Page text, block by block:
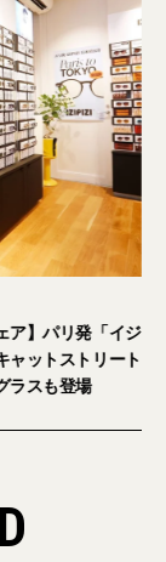
ア】パリ発「イジ
ャットストリート
ラスも登場